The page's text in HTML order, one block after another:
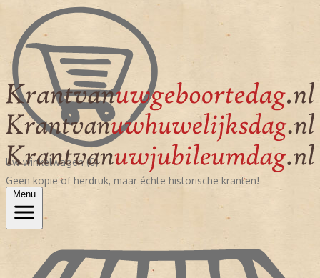
Uw winkelwagen (0)
Geen kopie of herdruk, maar échte historische kranten!
Menu